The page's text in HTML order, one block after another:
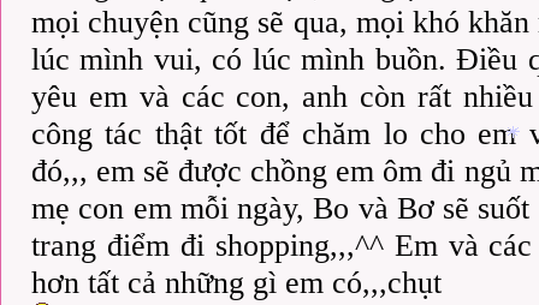
mọi chuyện cũng sẽ qua, mọi khó
lúc mình vui, có lúc mình buồn. Điều
yêu em và các con, anh còn rất
công tác thật tốt để chăm lo cho em
đó,,, em sẽ được chồng em ôm đi ngủ
mẹ con em mỗi ngày, Bo và Bơ sẽ
trang điểm đi shopping,,,^^ Em và
hơn tất cả những gì em có,,,chụt